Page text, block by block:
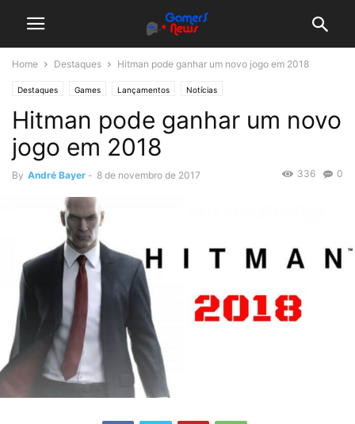
Home Destaques Hitman pode ganhar um novo jogo em 2018
Destaques Games Lançamentos Notícias
Hitman pode ganhar um novo
jogo em 2018
By André Bayer - 8 de novembro de 2017 0
336